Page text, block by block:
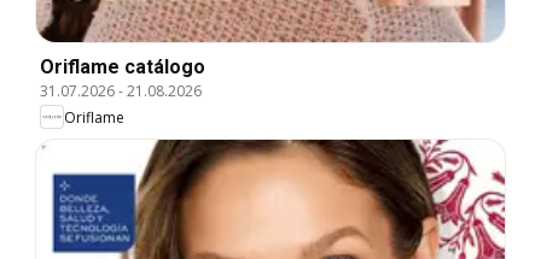
Oriflame catálogo
31.07.2026-21.08.2026
Oriflame